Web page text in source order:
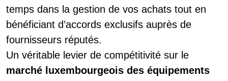
temps dans la gestion de vos achats tout en
bénéficiant d’accords exclusifs auprès de
fournisseurs réputés.
Un véritable levier de compétitivité sur le
marché luxembourgeois des équipements